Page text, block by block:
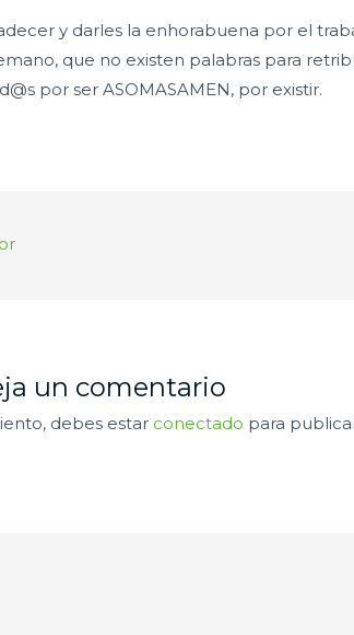
y darles la enhorabuena por el
que no existen palabras para
por ser ASOMASAMEN, por existir.
un comentario
debes estar conectado para